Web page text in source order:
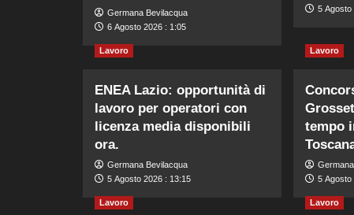
Germana Bevilacqua
6 Agosto 2026 : 1:05
5 Agosto
Lavoro
ENEA Lazio: opportunità di
lavoro per operatori con
licenza media disponibili
ora.
Germana Bevilacqua
5 Agosto 2026 : 13:15
Lavoro
tempo
5 Agosto
Lavoro Lavoro